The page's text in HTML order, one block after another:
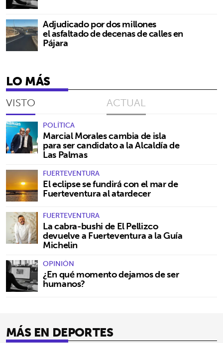
Adjudicado por dos millones
el asfaltado de decenas de calles en
Pájara
LO MÁS
VISTO ACTUAL
POLÍTICA
Marcial Morales cambia de isla
para ser candidato a la Alcaldía de
Las Palmas
FUERTEVENTURA
El eclipse se fundirá con el mar de
Fuerteventura al atardecer
FUERTEVENTURA
La cabra-bushi de El Pellizco
devuelve a Fuerteventura a la Guía
Michelin
OPINIÓN
¿En qué momento dejamos de ser
humanos?
MÁS EN DEPORTES